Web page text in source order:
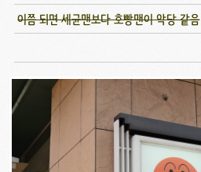
이쯤 되면 세균맨보다 호빵맨이 악당 같음